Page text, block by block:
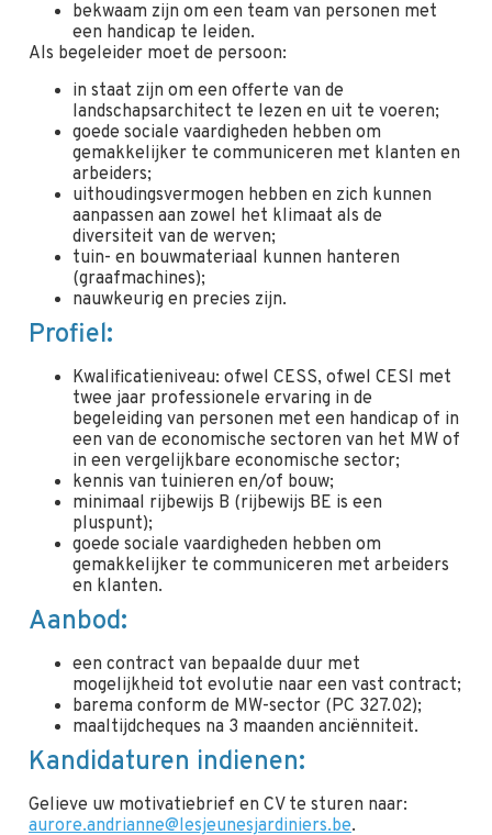
bekwaam zijn om een team van personen met
een handicap te leiden.
Als begeleider moet de persoon:
in staat zijn om een offerte van de
landschapsarchitect te lezen en uit te voeren;
goede sociale vaardigheden hebben om
gemakkelijker te communiceren met klanten en
arbeiders;
uithoudingsvermogen hebben en zich kunnen
aanpassen aan zowel het klimaat als de
diversiteit van de werven;
tuin- en bouwmateriaal kunnen hanteren
(graafmachines);
nauwkeurig en precies zijn.
Profiel:
Kwalificatieniveau: ofwel CESS, ofwel CESI met
twee jaar professionele ervaring in de
begeleiding van personen met een handicap of in
een van de economische sectoren van het MW of
in een vergelijkbare economische sector;
kennis van tuinieren en/of bouw;
minimaal rijbewijs B (rijbewijs BE is een
pluspunt);
goede sociale vaardigheden hebben om
gemakkelijker te communiceren met arbeiders
en klanten.
Aanbod:
een contract van bepaalde duur met
mogelijkheid tot evolutie naar een vast contract;
barema conform de MW-sector (PC 327.02);
maaltijdcheques na 3 maanden anciënniteit.
Kandidaturen indienen:
Gelieve uw motivatiebrief en CV te sturen naar:
aurore.andrianne@lesjeunesjardiniers.be.